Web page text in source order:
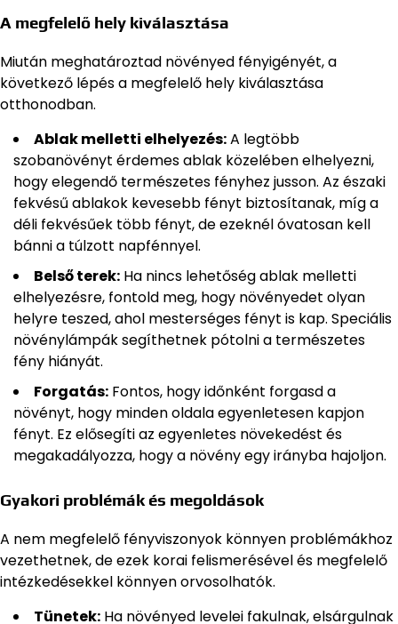
A megfelelő hely kiválasztása
Miután meghatároztad növényed fényigényét, a
következő lépés a megfelelő hely kiválasztása
otthonodban.
Ablak melletti elhelyezés:A legtöbb
szobanövényt érdemes ablak közelében elhelyezni,
hogy elegendő természetes fényhez jusson. Az északi
fekvésű ablakok kevesebb fényt biztosítanak, míg a
déli fekvésűek több fényt, de ezeknél óvatosan kell
bánni a túlzott napfénnyel.
Belső terek: Ha nincs lehetőség ablak melletti
elhelyezésre, fontold meg, hogy növényedet olyan
helyre teszed, ahol mesterséges fényt is kap. Speciális
növénylámpák segíthetnek pótolni a természetes
fény hiányát.
Forgatás: Fontos, hogy időnként forgasd a
növényt, hogy minden oldala egyenletesen kapjon
fényt. Ez elősegíti az egyenletes növekedést és
megakadályozza, hogy a növény egy irányba hajoljon.
Gyakori problémák és megoldások
A nem megfelelő fényviszonyok könnyen problémákhoz
vezethetnek, de ezek korai felismerésével és megfelelő
intézkedésekkel könnyen orvosolhatók.
Tünetek: Ha növényed levelei fakulnak, elsárgulnak